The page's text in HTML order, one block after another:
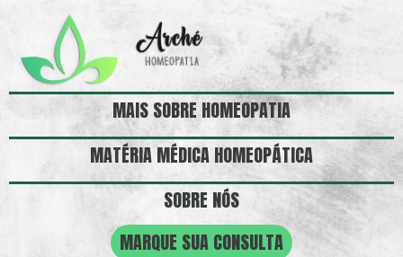
MAIS SOBRE HOMEOPATIA
MATÉRIA MÉDICA HOMEOPÁTICA
SOBRE NÓS
MARQUE SUA CONSULTA